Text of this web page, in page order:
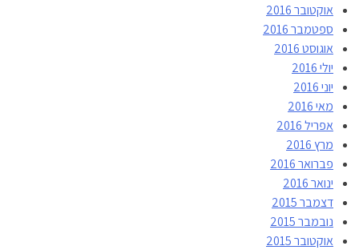
אוקטובר 2016
ספטמבר 2016
אוגוסט 2016
יולי 2016
יוני 2016
מאי 2016
אפריל 2016
מרץ 2016
פברואר 2016
ינואר 2016
דצמבר 2015
נובמבר 2015
אוקטובר 2015